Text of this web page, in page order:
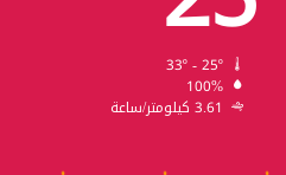
100%
3.61 كيلومتر/ساعة